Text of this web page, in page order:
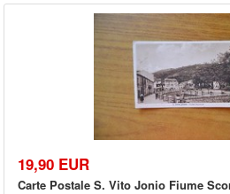
19,90 EUR
Carte Postale S. Vito Jonio Fiume